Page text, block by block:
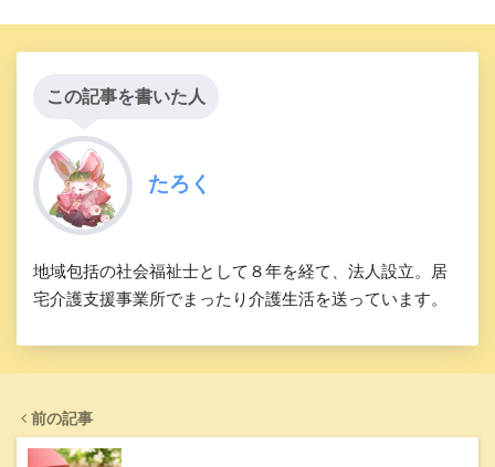
この記事を書いた人
たろく
地域包括の社会福祉士として８年を経て、法人設立。居
宅介護支援事業所でまったり介護生活を送っています。
前の記事